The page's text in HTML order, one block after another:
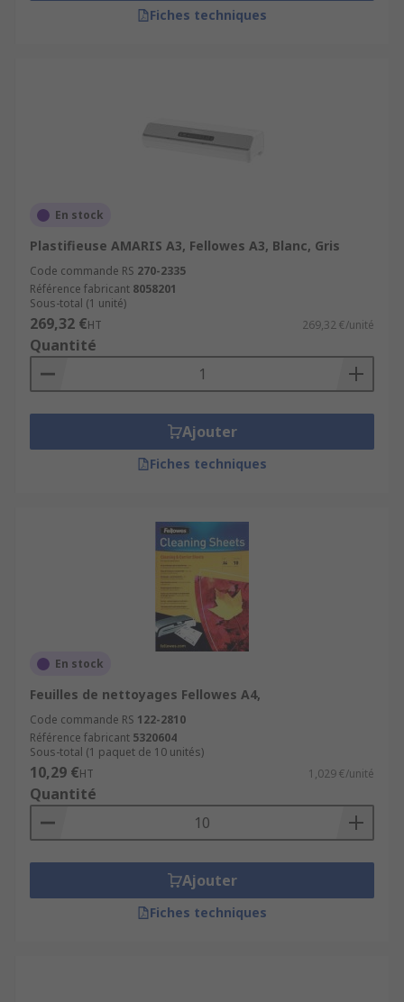
Fiches techniques
En stock
Plastifieuse AMARIS A3, Fellowes A3, Blanc, Gris
Code commande RS 270-2335
Référence fabricant 8058201
Sous-total (1 unité)
269,32 €HT 269,32 €/unité
Quantité
Ajouter
Fiches techniques
En stock
Feuilles de nettoyages Fellowes A4,
Code commande RS 122-2810
Référence fabricant 5320604
Sous-total (1 paquet de 10 unités)
10,29 €HT 1,029 €/unité
Quantité
Ajouter
Fiches techniques